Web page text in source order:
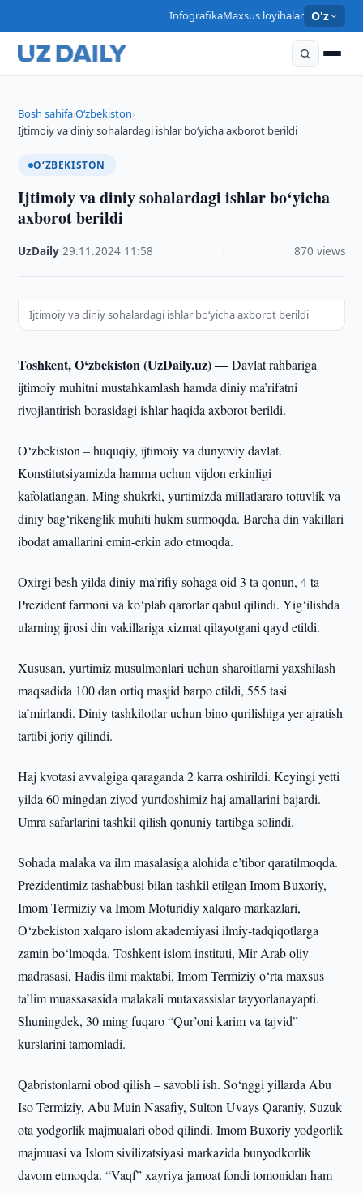
InfografikaMaxsus loyihalar O'z
Bosh sahifa›O‘zbekiston›
Ijtimoiy va diniy sohalardagi ishlar bo‘yicha axborot berildi
O‘ZBEKISTON
Ijtimoiy va diniy sohalardagi ishlar bo‘yicha
axborot berildi
UzDaily ·29.11.2024 11:58 870 views
Ijtimoiy va diniy sohalardagi ishlar bo‘yicha axborot berildi
Toshkent, O‘zbekiston (UzDaily.uz) —Davlat rahbariga
ijtimoiy muhitni mustahkamlash hamda diniy ma’rifatni
rivojlantirish borasidagi ishlar haqida axborot berildi.
O‘zbekiston – huquqiy, ijtimoiy va dunyoviy davlat.
Konstitutsiyamizda hamma uchun vijdon erkinligi
kafolatlangan. Ming shukrki, yurtimizda millatlararo totuvlik va
diniy bag‘rikenglik muhiti hukm surmoqda. Barcha din vakillari
ibodat amallarini emin-erkin ado etmoqda.
Oxirgi besh yilda diniy-ma’rifiy sohaga oid 3 ta qonun, 4 ta
Prezident farmoni va ko‘plab qarorlar qabul qilindi. Yig‘ilishda
ularning ijrosi din vakillariga xizmat qilayotgani qayd etildi.
Xususan, yurtimiz musulmonlari uchun sharoitlarni yaxshilash
maqsadida 100 dan ortiq masjid barpo etildi, 555 tasi
ta’mirlandi. Diniy tashkilotlar uchun bino qurilishiga yer ajratish
tartibi joriy qilindi.
Haj kvotasi avvalgiga qaraganda 2 karra oshirildi. Keyingi yetti
yilda 60 mingdan ziyod yurtdoshimiz haj amallarini bajardi.
Umra safarlarini tashkil qilish qonuniy tartibga solindi.
Sohada malaka va ilm masalasiga alohida e’tibor qaratilmoqda.
Prezidentimiz tashabbusi bilan tashkil etilgan Imom Buxoriy,
Imom Termiziy va Imom Moturidiy xalqaro markazlari,
O‘zbekiston xalqaro islom akademiyasi ilmiy-tadqiqotlarga
zamin bo‘lmoqda. Toshkent islom instituti, Mir Arab oliy
madrasasi, Hadis ilmi maktabi, Imom Termiziy o‘rta maxsus
ta’lim muassasasida malakali mutaxassislar tayyorlanayapti.
Shuningdek, 30 ming fuqaro “Qur’oni karim va tajvid”
kurslarini tamomladi.
Qabristonlarni obod qilish – savobli ish. So‘nggi yillarda Abu
Iso Termiziy, Abu Muin Nasafiy, Sulton Uvays Qaraniy, Suzuk
ota yodgorlik majmualari obod qilindi. Imom Buxoriy yodgorlik
majmuasi va Islom sivilizatsiyasi markazida bunyodkorlik
davom etmoqda. “Vaqf” xayriya jamoat fondi tomonidan ham